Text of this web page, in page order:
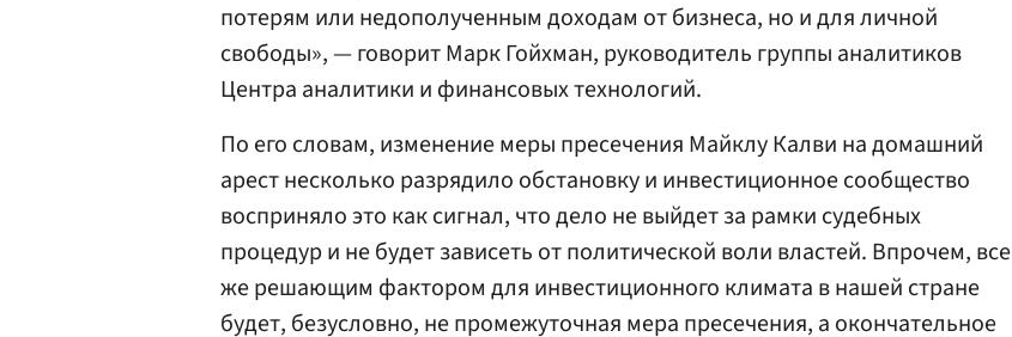
потерям или недополученным доходам от бизнеса, но и для личной
свободы», — говорит Марк Гойхман, руководитель группы аналитиков
Центра аналитики и финансовых технологий.
По его словам, изменение меры пресечения Майклу Калви на домашний
арест несколько разрядило обстановку и инвестиционное сообщество
восприняло это как сигнал, что дело не выйдет за рамки судебных
процедур и не будет зависеть от политической воли властей. Впрочем, все
же решающим фактором для инвестиционного климата в нашей стране
будет, безусловно, не промежуточная мера пресечения, а окончательное